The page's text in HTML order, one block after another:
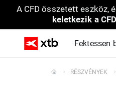
A CFD összetett eszköz,
keletkezik a
Fektessen
RÉSZVÉNYEK